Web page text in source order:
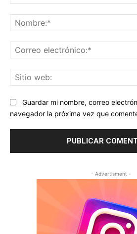
Guardar mi nombre, correo
navegador la próxima vez que
- Advertisment -